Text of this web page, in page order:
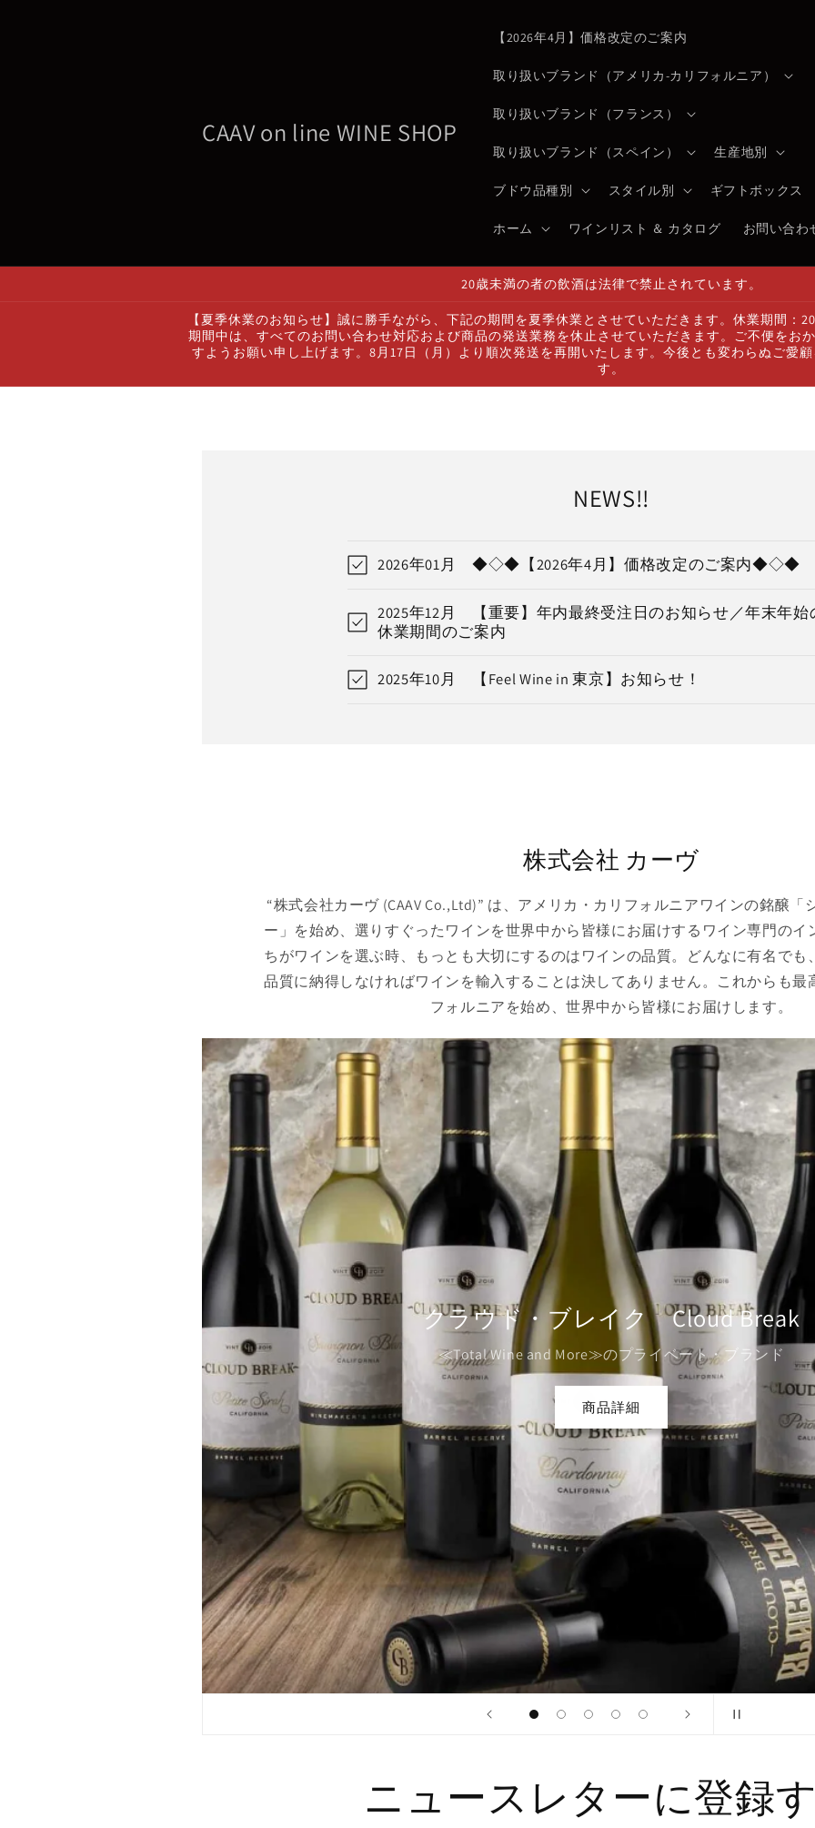
CAAV on line WINE SHOP
【2026年4月】価格改定のご案内
取り扱いブランド（アメリカ-カリフォルニア）
取り扱いブランド（フランス）
取り扱いブランド（スペイン） 生産地別
ブドウ品種別 スタイル別 ギフトボックス
ホーム ワインリスト ＆ カタログ お問い合わ
20歳未満の者の飲酒は法律で禁止されています。
【夏季休業のお知らせ】誠に勝手ながら、下記の期間を夏季休業とさせていただきます。休業期間：
期間中は、すべてのお問い合わせ対応および商品の発送業務を休止させていただきます。ご不便をお
すようお願い申し上げます。8月17日（月）より順次発送を再開いたします。今後とも変わらぬご愛
す。
NEWS!!
2026年01月 ◆◇◆【2026年4月】価格改定のご案内◆◇◆
2025年12月 【重要】年内最終受注日のお知らせ／年末年始
休業期間のご案内
2025年10月 【Feel Wine in 東京】お知らせ！
株式会社 カーヴ
“株式会社カーヴ (CAAV Co.,Ltd)” は、アメリカ・カリフォルニアワインの銘醸「
ー」を始め、選りすぐったワインを世界中から皆様にお届けするワイン専門のイ
ちがワインを選ぶ時、もっとも大切にするのはワインの品質。どんなに有名でも
品質に納得しなければワインを輸入することは決してありません。これからも最
フォルニアを始め、世界中から皆様にお届けします。
ビューラー Buehler
ハイジ・バレットのスタイルを継承
商品詳細
ニュースレターに登録